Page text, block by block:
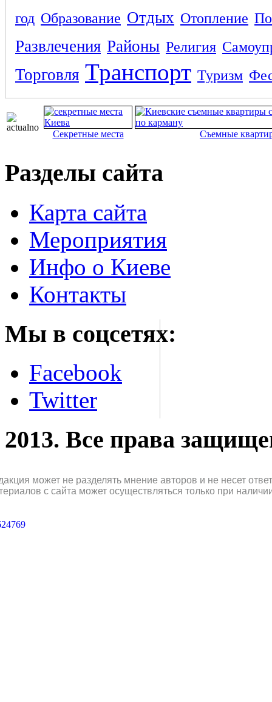
год Образование Отдых Отопление
Развлечения Районы Религия
Торговля Транспорт Туризм
Секретные места Съемные
Разделы сайта
Карта сайта
Мероприятия
Инфо о Киеве
Контакты
Мы в соцсетях:
Facebook
Twitter
2013. Все права
может не разделять мнение авторов и не несет
с сайта может осуществляться только при